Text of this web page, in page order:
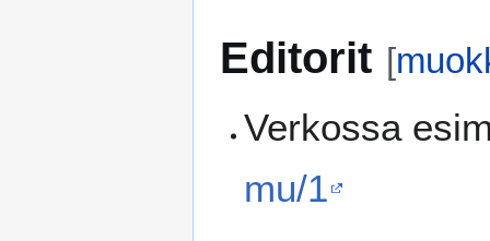
Editorit [
Verkossa
mu/1